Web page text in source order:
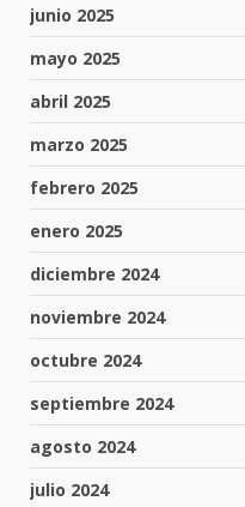
junio 2025
mayo 2025
abril 2025
marzo 2025
febrero 2025
enero 2025
diciembre 2024
noviembre 2024
octubre 2024
septiembre 2024
agosto 2024
julio 2024